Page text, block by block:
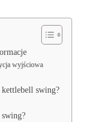
wyjściowa
kettlebell swing?